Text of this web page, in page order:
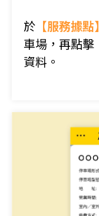
於 【服務據點】
車場，再點擊
資料。